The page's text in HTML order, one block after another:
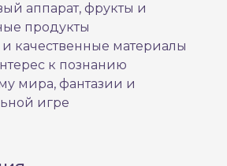
аппарат, фрукты и
продукты
качественные материалы
к познанию
мира, фантазии и
игре